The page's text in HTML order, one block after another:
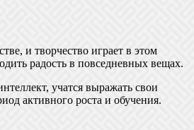
и творчество играет в этом
радость в повседневных вещах.
учатся выражать свои
активного роста и обучения.